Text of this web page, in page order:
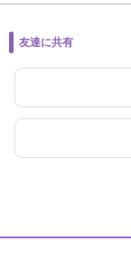
友達に共有